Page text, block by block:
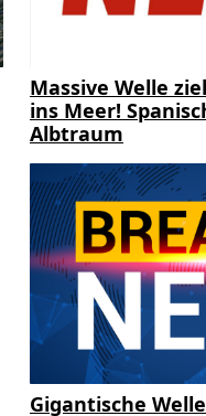
Massive Welle
ins Meer!
Albtraum
Gigantische